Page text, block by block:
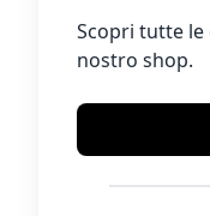
Scopri tutte
nostro shop.